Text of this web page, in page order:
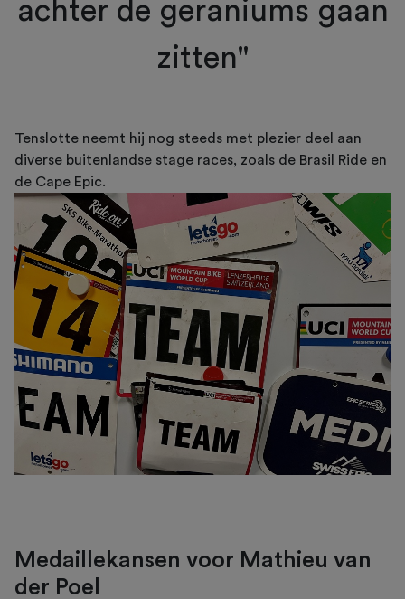
achter de geraniums gaan
zitten"
Tenslotte neemt hij nog steeds met plezier deel aan
diverse buitenlandse stage races, zoals de Brasil Ride en
de Cape Epic.
Medaillekansen voor Mathieu van
der Poel